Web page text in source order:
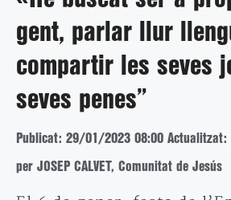
gent, parlar llur
compartir les seves
seves penes”
Publicat: 29/01/2023 08:00
per JOSEP CALVET, Comunitat de Jesús